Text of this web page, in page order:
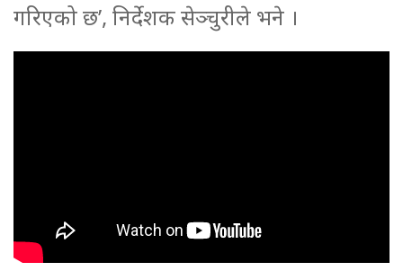
गरिएको छ’, निर्देशक सेञ्चुरीले भने ।